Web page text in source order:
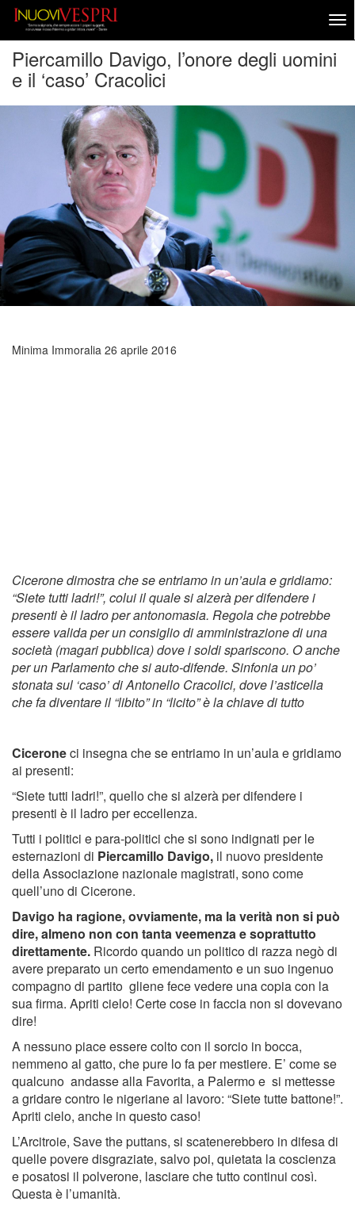
Piercamillo Davigo, l’onore degli uomini
e il ‘caso’ Cracolici
Minima Immoralia 26 aprile 2016
Cicerone dimostra che se entriamo in un’aula e gridiamo:
“Siete tutti ladri!”, colui il quale si alzerà per difendere i
presenti è il ladro per antonomasia. Regola che potrebbe
essere valida per un consiglio di amministrazione di una
società (magari pubblica) dove i soldi spariscono. O anche
per un Parlamento che si auto-difende. Sinfonia un po’
stonata sul ‘caso’ di Antonello Cracolici, dove l’asticella
che fa diventare il “libito” in “licito” è la chiave di tutto
Ciceroneci insegna che se entriamo in un’aula e gridiamo
ai presenti:
“Siete tutti ladri!”, quello che si alzerà per difendere i
presenti è il ladro per eccellenza.
Tutti i politici e para-politici che si sono indignati per le
esternazioni di Piercamillo Davigo, il nuovo presidente
della Associazione nazionale magistrati, sono come
quell’uno di Cicerone.
Davigo ha ragione, ovviamente, ma la verità non si può
dire, almeno non con tanta veemenza e soprattutto
direttamente. Ricordo quando un politico di razza negò di
avere preparato un certo emendamento e un suo ingenuo
compagno di partito gliene fece vedere una copia con la
sua firma. Apriti cielo! Certe cose in faccia non si dovevano
dire!
A nessuno piace essere colto con il sorcio in bocca,
nemmeno al gatto, che pure lo fa per mestiere. E’ come se
qualcuno andasse alla Favorita, a Palermo e si mettesse
a gridare contro le nigeriane al lavoro: “Siete tutte battone!”.
Apriti cielo, anche in questo caso!
L’Arcitroie, Save the puttans, si scatenerebbero in difesa di
quelle povere disgraziate, salvo poi, quietata la coscienza
e posatosi il polverone, lasciare che tutto continui così.
Questa è l’umanità.